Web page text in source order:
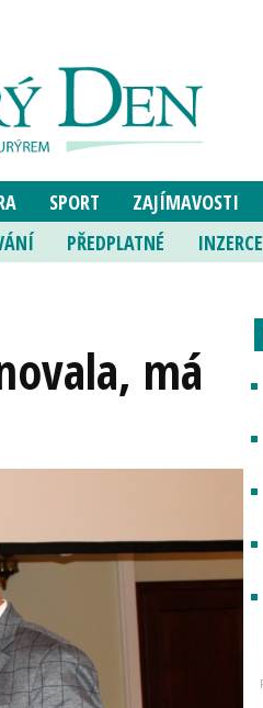
SPORT ZAJÍMAVOSTI
PŘEDPLATNÉ INZERCE
má